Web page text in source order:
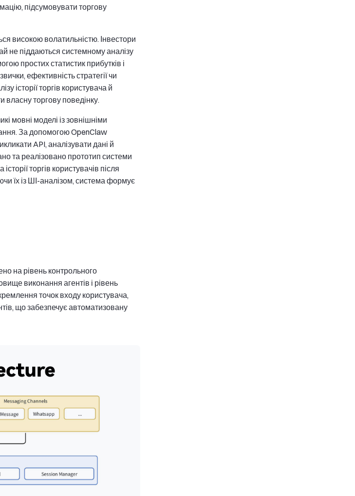
підсумовувати торгову
високою волатильністю. Інвестори
не піддаються системному аналізу
простих статистик прибутків і
ефективність стратегії чи
історії торгів користувача й
власну торгову поведінку.
мовні моделі із зовнішніми
За допомогою OpenClaw
API, аналізувати дані й
та реалізовано прототип системи
торгів користувачів після
їх із ШІ-аналізом, система формує
на рівень контрольного
виконання агентів і рівень
точок входу користувача,
що забезпечує автоматизовану